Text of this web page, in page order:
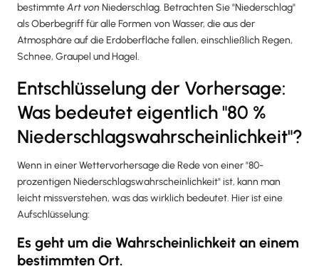
bestimmteArt von Niederschlag. Betrachten Sie "Niederschlag"
als Oberbegriff für alle Formen von Wasser, die aus der
Atmosphäre auf die Erdoberfläche fallen, einschließlich Regen,
Schnee, Graupel und Hagel.
Entschlüsselung der Vorhersage:
Was bedeutet eigentlich "80 %
Niederschlagswahrscheinlichkeit"?
Wenn in einer Wettervorhersage die Rede von einer "80-
prozentigen Niederschlagswahrscheinlichkeit" ist, kann man
leicht missverstehen, was das wirklich bedeutet. Hier ist eine
Aufschlüsselung:
Es geht um die Wahrscheinlichkeit an einem
bestimmten Ort.